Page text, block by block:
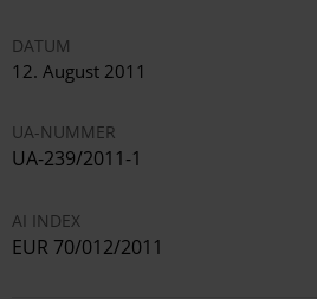
DATUM
12. August 2011
UA-NUMMER
UA-239/2011-1
AI INDEX
EUR 70/012/2011